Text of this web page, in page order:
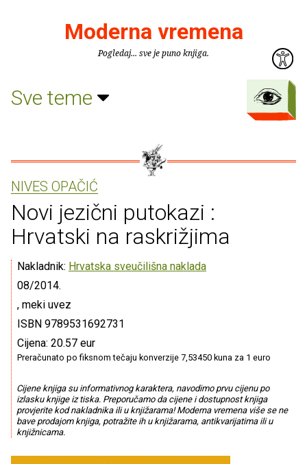
Moderna vremena
Pogledaj... sve je puno knjiga.
Sve teme
NIVES OPAČIĆ
Novi jezični putokazi :
Hrvatski na raskrižjima
Nakladnik: Hrvatska sveučilišna naklada
08/2014.
, meki uvez
ISBN 9789531692731
Cijena: 20.57 eur
Preračunato po fiksnom tečaju konverzije 7,53450 kuna za 1 euro
Cijene knjiga su informativnog karaktera, navodimo prvu cijenu po
izlasku knjige iz tiska. Preporučamo da cijene i dostupnost knjiga
provjerite kod nakladnika ili u knjižarama! Moderna vremena više se ne
bave prodajom knjiga, potražite ih u knjižarama, antikvarijatima ili u
knjižnicama.